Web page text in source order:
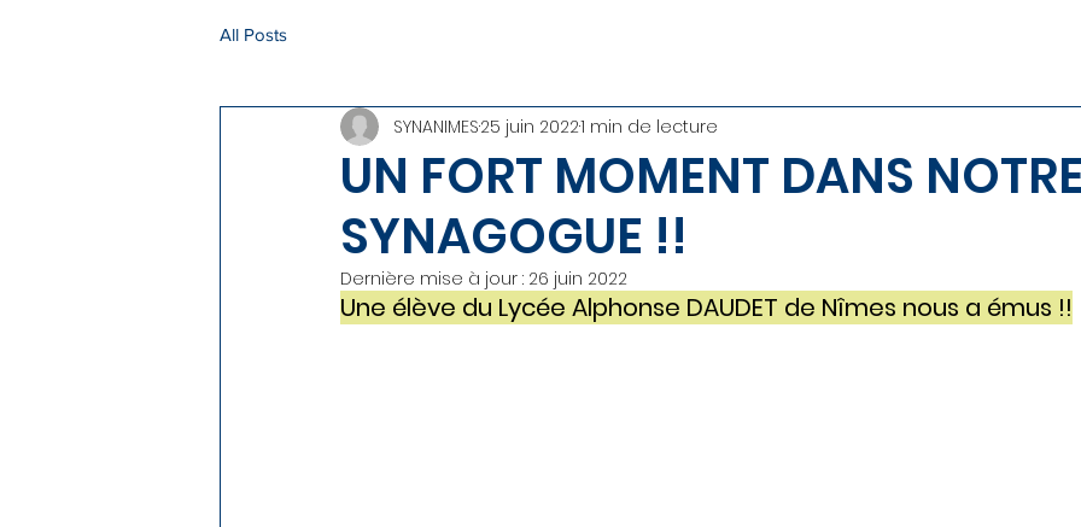
All Posts
UN FORT MOMENT DANS
SYNAGOGUE !!
SYNANIMES25 juin 20221 min de lecture
Dernière mise à jour : 26 juin 2022
Une élève du Lycée Alphonse DAUDET de Nîmes nous a émus !!